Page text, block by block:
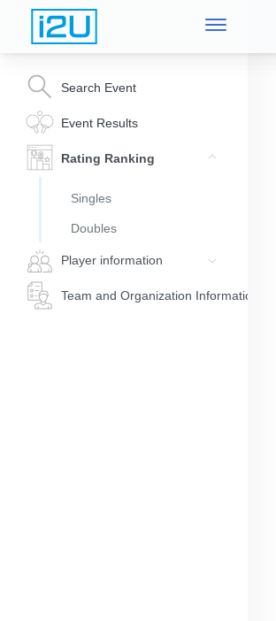
Search Event
Event Results
Rating Ranking
Singles
Doubles
Player information
Team and Organization Information